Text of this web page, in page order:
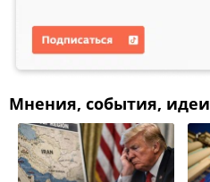
Мнения, события, идеи